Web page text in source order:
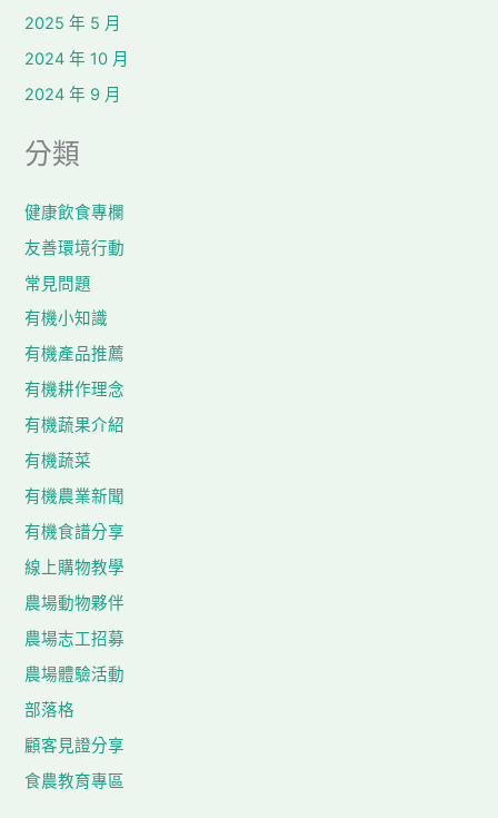
2025 年 5 月
2024 年 10 月
2024 年 9 月
分類
健康飲食專欄
友善環境行動
常見問題
有機小知識
有機產品推薦
有機耕作理念
有機蔬果介紹
有機蔬菜
有機農業新聞
有機食譜分享
線上購物教學
農場動物夥伴
農場志工招募
農場體驗活動
部落格
顧客見證分享
食農教育專區